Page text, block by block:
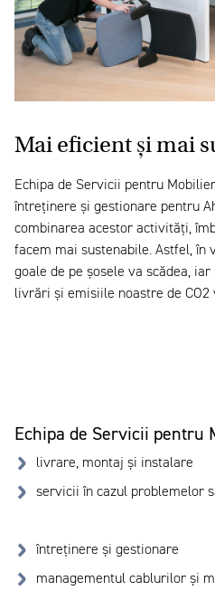
Mai eficient și mai
Echipa de Servicii pentru
întreținere și gestionare pentru
combinarea acestor activități,
facem mai sustenabile. Astfel, în
goale de pe șosele va scădea,
livrări și emisiile noastre de CO2
Echipa de Servicii pentru
livrare, montaj și instalare
servicii în cazul problemelor
întreținere și gestionare
managementul cablurilor și